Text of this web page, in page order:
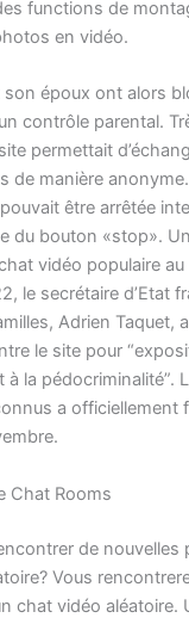
functions de
en vidéo.
époux ont alors
contrôle parental.
permettait
de manière
être arrêtée
du bouton «stop».
vidéo populaire
le secrétaire d’Etat
Adrien Taquet,
le site pour
à la pédocriminalité”.
a officiellement
Chat Rooms
de nouvelles
Vous
chat vidéo aléatoire.